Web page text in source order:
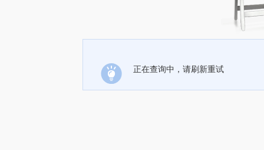
正在查询中，请刷新重试